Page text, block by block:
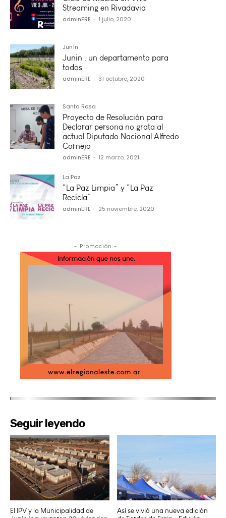
Streaming en Rivadavia
adminERE - 1 julio, 2020
Junín
Junin , un departamento para
todos
adminERE - 31 octubre, 2020
Santa Rosa
Proyecto de Resolución para
Declarar persona no grata al
actual Diputado Nacional Alfredo
Cornejo
adminERE - 12 marzo, 2021
La Paz
“La Paz Limpia” y “La Paz
Recicla”
adminERE - 25 noviembre, 2020
- Promoción -
Seguir leyendo
El IPV y la Municipalidad de
Así se vivió una nueva edición